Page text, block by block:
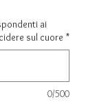
ai
sul cuore *
0/500